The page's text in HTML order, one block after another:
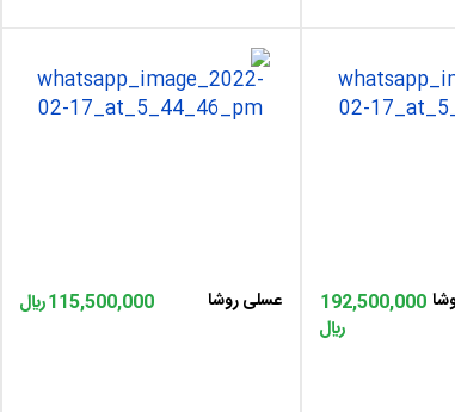
192,500,000
﷼
عسلی روشا 115,500,000 ﷼